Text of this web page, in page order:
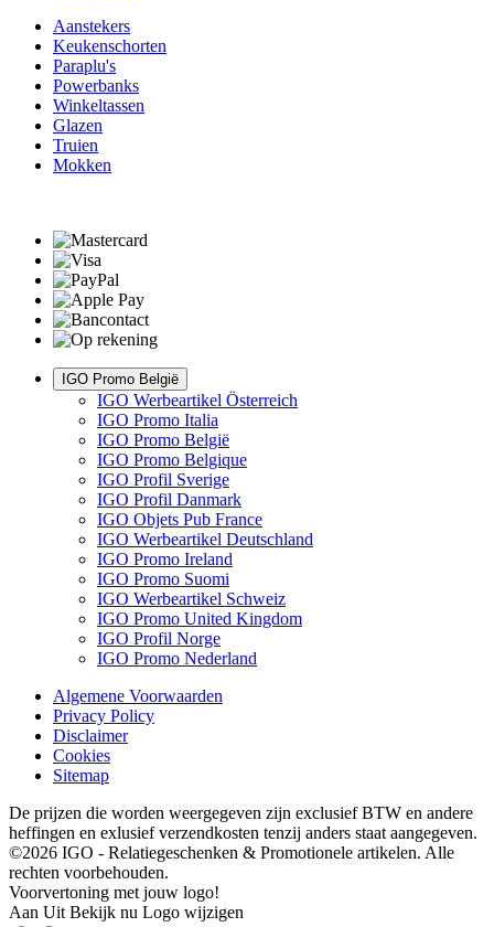
Aanstekers
Keukenschorten
Paraplu's
Powerbanks
Winkeltassen
Glazen
Truien
Mokken
IGO Promo België
IGO Werbeartikel Österreich
IGO Promo Italia
IGO Promo België
IGO Promo Belgique
IGO Profil Sverige
IGO Profil Danmark
IGO Objets Pub France
IGO Werbeartikel Deutschland
IGO Promo Ireland
IGO Promo Suomi
IGO Werbeartikel Schweiz
IGO Promo United Kingdom
IGO Profil Norge
IGO Promo Nederland
Algemene Voorwaarden
Privacy Policy
Disclaimer
Cookies
Sitemap
De prijzen die worden weergegeven zijn exclusief BTW en andere
heffingen en exlusief verzendkosten tenzij anders staat aangegeven.
©2026 IGO - Relatiegeschenken & Promotionele artikelen. Alle
rechten voorbehouden.
Voorvertoning met jouw logo!
Aan Uit Bekijk nu Logo wijzigen